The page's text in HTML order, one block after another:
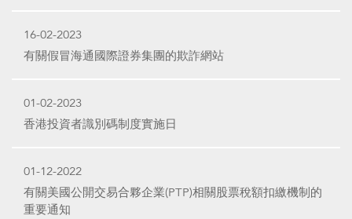
16-02-2023
有關假冒海通國際證券集團的欺詐網站
01-02-2023
香港投資者識別碼制度實施日
01-12-2022
有關美國公開交易合夥企業(PTP)相關股票稅額扣繳機制的
重要通知